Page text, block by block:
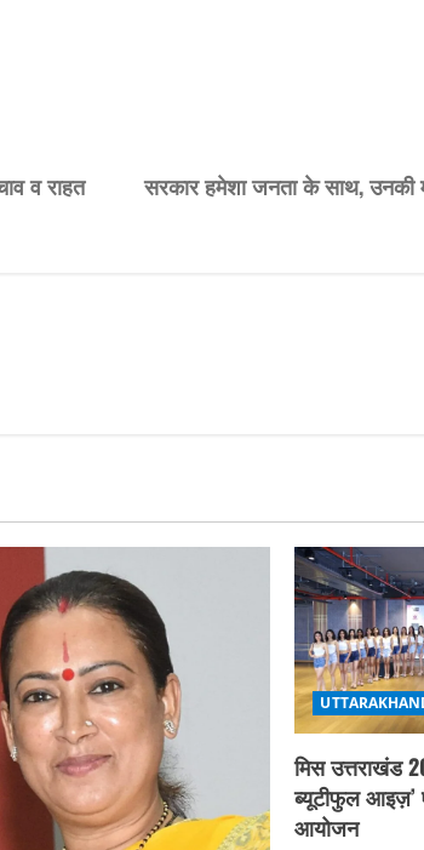
व राहत
सरकार हमेशा जनता के साथ, उनकी
मिस उत्तराखंड
ब्यूटीफुल आइज़’
आयोजन